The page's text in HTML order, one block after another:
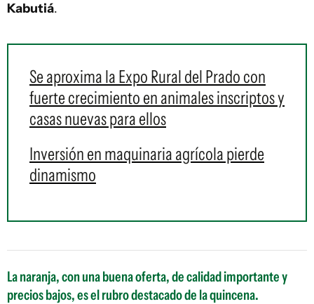
Kabutiá.
Se aproxima la Expo Rural del Prado con
fuerte crecimiento en animales inscriptos y
casas nuevas para ellos
Inversión en maquinaria agrícola pierde
dinamismo
La naranja, con una buena oferta, de calidad importante y
precios bajos, es el rubro destacado de la quincena.